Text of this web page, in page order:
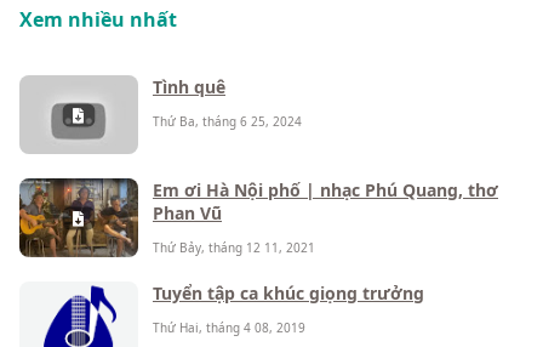
Xem nhiều nhất
Tình quê
Thứ Ba, tháng 6 25, 2024
Em ơi Hà Nội phố | nhạc Phú Quang, thơ
Phan Vũ
Thứ Bảy, tháng 12 11, 2021
Tuyển tập ca khúc giọng trưởng
Thứ Hai, tháng 4 08, 2019